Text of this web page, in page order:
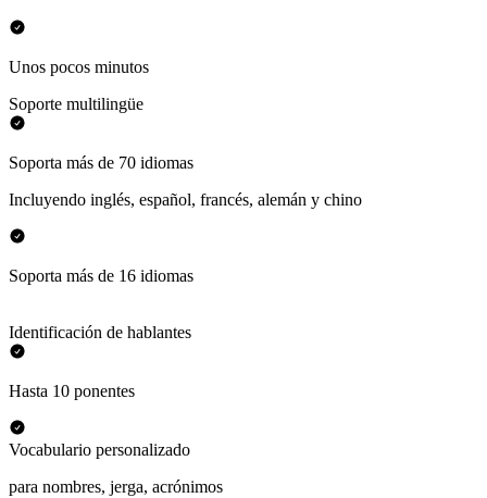
Unos pocos minutos
Soporte multilingüe
Soporta más de 70 idiomas
Incluyendo inglés, español, francés, alemán y chino
Soporta más de 16 idiomas
Identificación de hablantes
Hasta 10 ponentes
Vocabulario personalizado
para nombres, jerga, acrónimos